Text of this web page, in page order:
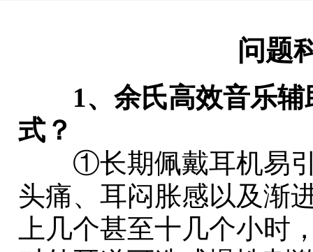
问题
1、余氏高效音乐
式？
①长期佩戴耳机易引
头痛、耳闷胀感以及渐
上几个甚至十几个小时